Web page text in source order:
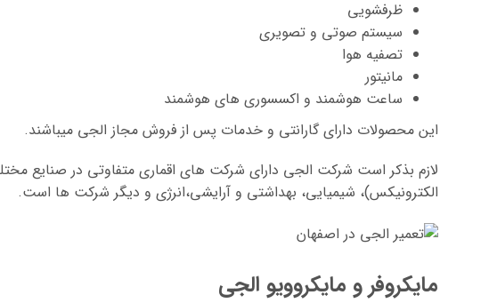
ظرفشویی
سیستم صوتی و تصویری
تصفیه هوا
مانیتور
ساعت هوشمند و اکسسوری های هوشمند
این محصولات دارای گارانتی و خدمات پس از فروش مجاز الجی میباشند.
لازم بذکر است شرکت الجی دارای شرکت های اقماری متفاوتی در صنایع
الکترونیکس)، شیمیایی، بهداشتی و آرایشی،انرژی و دیگر شرکت ها است.
مایکروفر و مایکروویو الجی